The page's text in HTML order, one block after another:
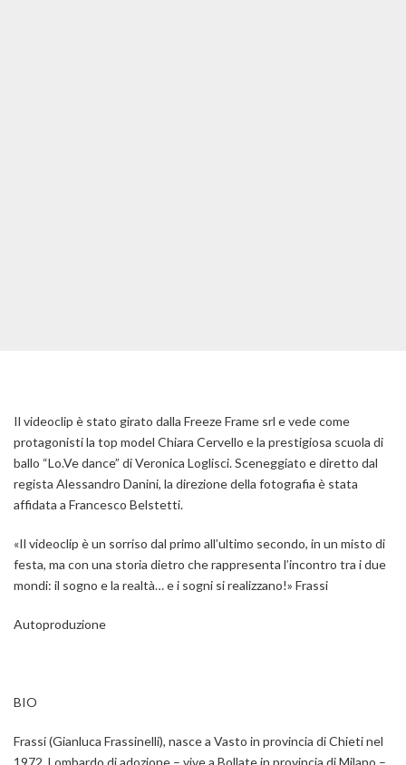
Il videoclip è stato girato dalla Freeze Frame srl e vede come
protagonisti la top model Chiara Cervello e la prestigiosa scuola di
ballo “Lo.Ve dance” di Veronica Loglisci. Sceneggiato e diretto dal
regista Alessandro Danini, la direzione della fotografia è stata
affidata a Francesco Belstetti.
«Il videoclip è un sorriso dal primo all’ultimo secondo, in un misto di
festa, ma con una storia dietro che rappresenta l’incontro tra i due
mondi: il sogno e la realtà… e i sogni si realizzano!» Frassi
Autoproduzione
BIO
Frassi(Gianluca Frassinelli), nasce a Vasto in provincia di Chieti nel